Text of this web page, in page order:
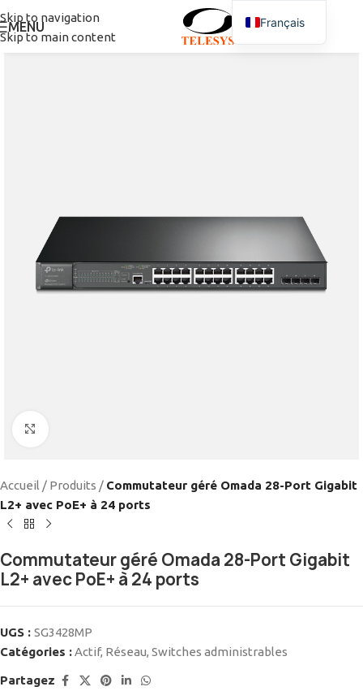
Skip to navigation
Skip to main content
MENU
Accueil / Produits / Commutateur géré Omada 28-Port Gigabit
L2+ avec PoE+ à 24 ports
Commutateur géré Omada 28-Port Gigabit
L2+ avec PoE+ à 24 ports
UGS : SG3428MP
Catégories :Actif, Réseau, Switches administrables
Partagez
Français